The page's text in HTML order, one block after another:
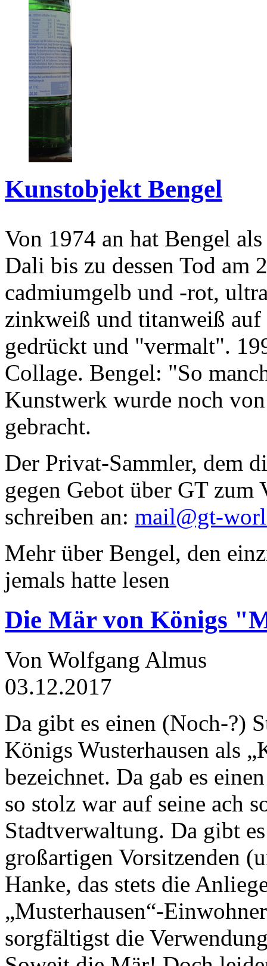
Kunstobjekt Bengel
Von 1974 an hat Bengel
Dali bis zu dessen Tod am
cadmiumgelb und -rot,
zinkweiß und titanweiß
gedrückt und "vermalt".
Collage. Bengel: "So
Kunstwerk wurde noch
gebracht.
Der Privat-Sammler, dem
gegen Gebot über GT zum
schreiben an: mail@gt-
Mehr über Bengel, den
jemals hatte lesen
Die Mär von Königs
Von Wolfgang Almus
03.12.2017
Da gibt es einen (Noch-?)
Königs Wusterhausen als
bezeichnet. Da gab es
so stolz war auf seine ach
Stadtverwaltung. Da gibt
großartigen Vorsitzenden
Hanke, das stets die
„Musterhausen“-
sorgfältigst die